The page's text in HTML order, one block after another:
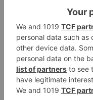
Juzgado de
detiene tres
tentativa